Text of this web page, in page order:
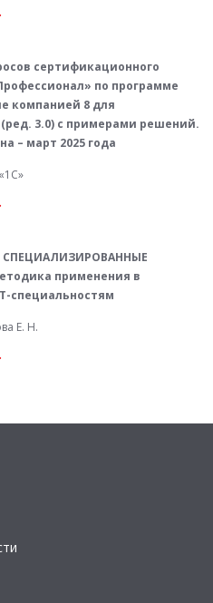
сертификационного
по программе
компанией 8 для
3.0) с примерами решений.
– март 2025 года
СПЕЦИАЛИЗИРОВАННЫЕ
применения в
специальностям
Е. Н.